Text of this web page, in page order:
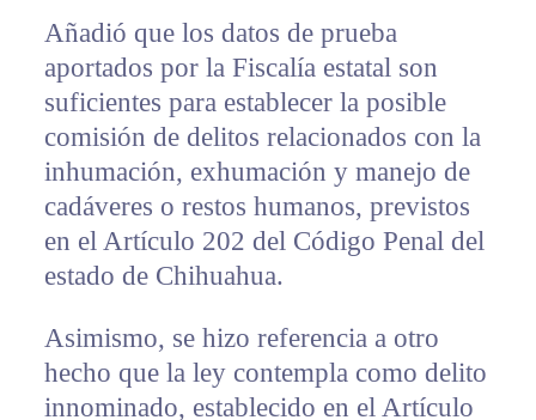
Añadió que los datos de prueba
aportados por la Fiscalía estatal son
suficientes para establecer la posible
comisión de delitos relacionados con la
inhumación, exhumación y manejo de
cadáveres o restos humanos, previstos
en el Artículo 202 del Código Penal del
estado de Chihuahua.
Asimismo, se hizo referencia a otro
hecho que la ley contempla como delito
innominado, establecido en el Artículo